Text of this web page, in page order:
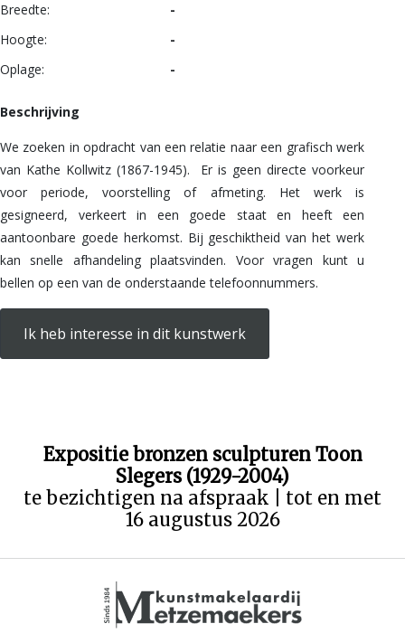
Breedte:
-
Hoogte:
-
Oplage:
-
Beschrijving
We zoeken in opdracht van een relatie naar een grafisch werk
van Kathe Kollwitz (1867-1945). Er is geen directe voorkeur
voor periode, voorstelling of afmeting. Het werk is
gesigneerd, verkeert in een goede staat en heeft een
aantoonbare goede herkomst. Bij geschiktheid van het werk
kan snelle afhandeling plaatsvinden. Voor vragen kunt u
bellen op een van de onderstaande telefoonnummers.
Ik heb interesse in dit kunstwerk
Expositie bronzen sculpturen Toon
Slegers (1929-2004)
te bezichtigen na afspraak | tot en met
16 augustus 2026